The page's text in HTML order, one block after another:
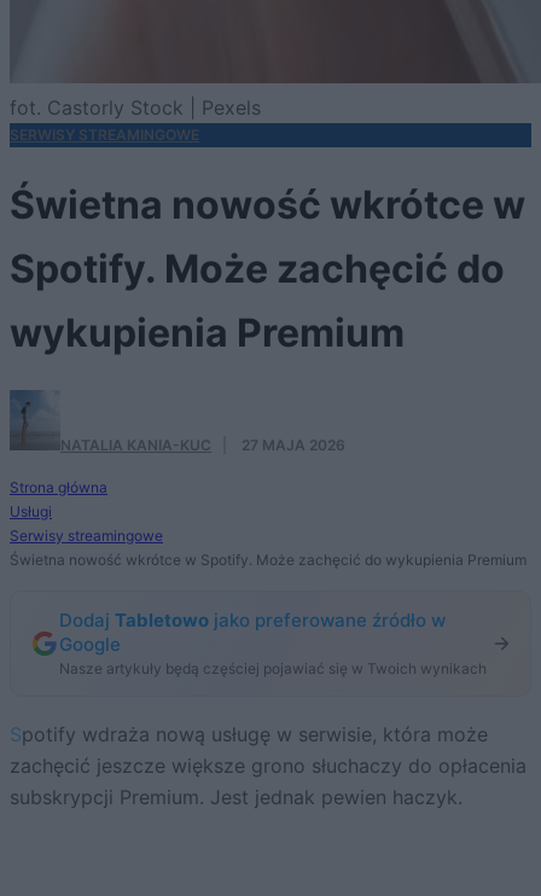
fot. Castorly Stock | Pexels
SERWISY STREAMINGOWE
Świetna nowość wkrótce w
Spotify. Może zachęcić do
wykupienia Premium
NATALIA KANIA-KUC 27 MAJA 2026
Strona główna
Usługi
Serwisy streamingowe
Świetna nowość wkrótce w Spotify. Może zachęcić do wykupienia Premium
Dodaj Tabletowo jako preferowane źródło w
Google
Nasze artykuły będą częściej pojawiać się w Twoich wynikach
Spotify wdraża nową usługę w serwisie, która może
zachęcić jeszcze większe grono słuchaczy do opłacenia
subskrypcji Premium. Jest jednak pewien haczyk.